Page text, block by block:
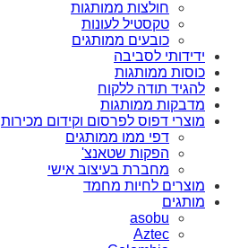
חולצות ממותגות
טקסטיל לעונות
כובעים ממותגים
ידידותי לסביבה
כוסות ממותגות
להגיד תודה ללקוח
מדבקות ממותגות
מוצרי דפוס לפרסום וקידום מכירות
דפי ממו ממותגים
הפקות שטאנצ'
מחברת בעיצוב אישי
מוצרים לחיות מחמד
מותגים
asobu
Aztec